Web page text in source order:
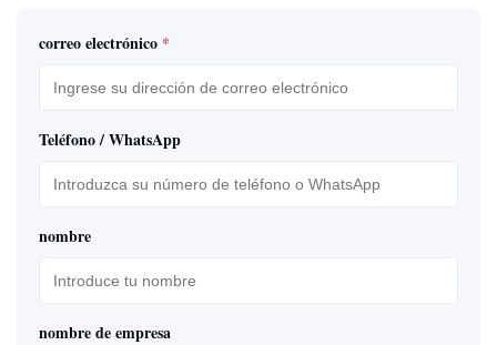
correo electrónico *
Teléfono / WhatsApp
nombre
nombre de empresa